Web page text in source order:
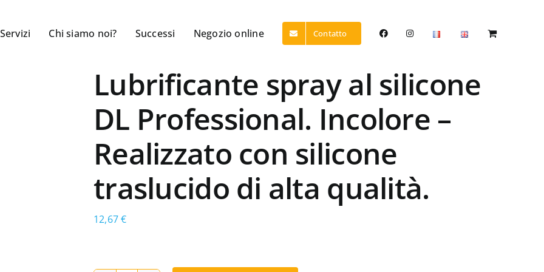
Servizi Chi siamo noi? Successi Negozio online Contatto
Lubrificante spray al silicone
DL Professional. Incolore –
Realizzato con silicone
traslucido di alta qualità.
12,67€